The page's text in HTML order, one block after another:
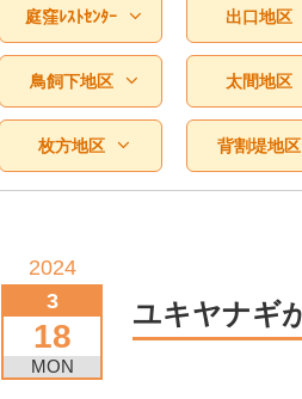
庭窪ﾚｽﾄｾﾝﾀｰ 出口地区
鳥飼下地区 太間地区
枚方地区 背割堤地区
2024
3
18
MON
ユキヤナギ